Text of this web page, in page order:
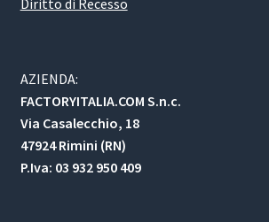
Diritto di Recesso
AZIENDA:
FACTORYITALIA.COM S.n.c.
Via Casalecchio, 18
47924 Rimini (RN)
P.Iva: 03 932 950 409